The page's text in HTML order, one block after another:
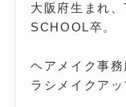
大阪府生まれ
SCHOOL卒。
ヘアメイク事
ラシメイクア